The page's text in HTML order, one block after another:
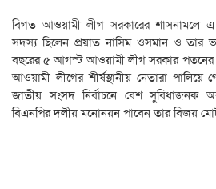
বিগত আওয়ামী লীগ সরকারের শাসনামলে
সদস্য ছিলেন প্রয়াত নাসিম ওসমান ও তার
বছরের ৫ আগস্ট আওয়ামী লীগ সরকার পতনের
আওয়ামী লীগের শীর্ষস্থানীয় নেতারা
জাতীয় সংসদ নির্বাচনে বেশ সুবিধাজনক
বিএনপির দলীয় মনোনয়ন পাবেন তার বিজয়